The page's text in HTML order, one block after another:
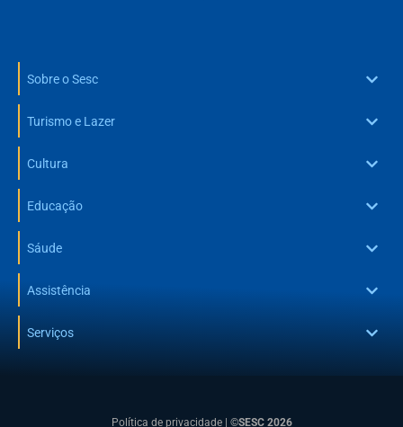
Sobre o Sesc
Turismo e Lazer
Cultura
Educação
Sáude
Assistência
Serviços
Política de privacidade| ©SESC 2026